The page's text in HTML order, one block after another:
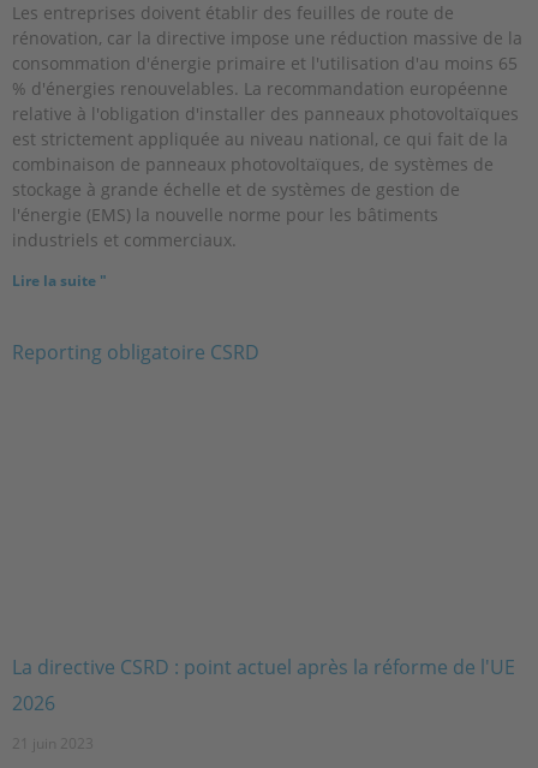
Les entreprises doivent établir des feuilles de route de
rénovation, car la directive impose une réduction massive de la
consommation d'énergie primaire et l'utilisation d'au moins 65
% d'énergies renouvelables. La recommandation européenne
relative à l'obligation d'installer des panneaux photovoltaïques
est strictement appliquée au niveau national, ce qui fait de la
combinaison de panneaux photovoltaïques, de systèmes de
stockage à grande échelle et de systèmes de gestion de
l'énergie (EMS) la nouvelle norme pour les bâtiments
industriels et commerciaux.
Lire la suite "
La directive CSRD : point actuel après la réforme de l'UE
2026
21 juin 2023